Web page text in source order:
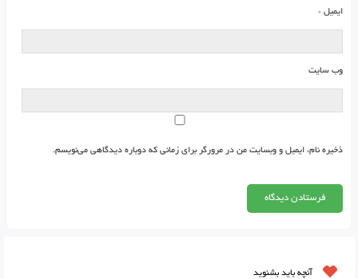
ایمیل *
وب‌ سایت
ذخیره نام، ایمیل و وبسایت من در مرورگر برای زمانی که دوباره دیدگاهی می‌نویسم.
آنچه باید بشنوید